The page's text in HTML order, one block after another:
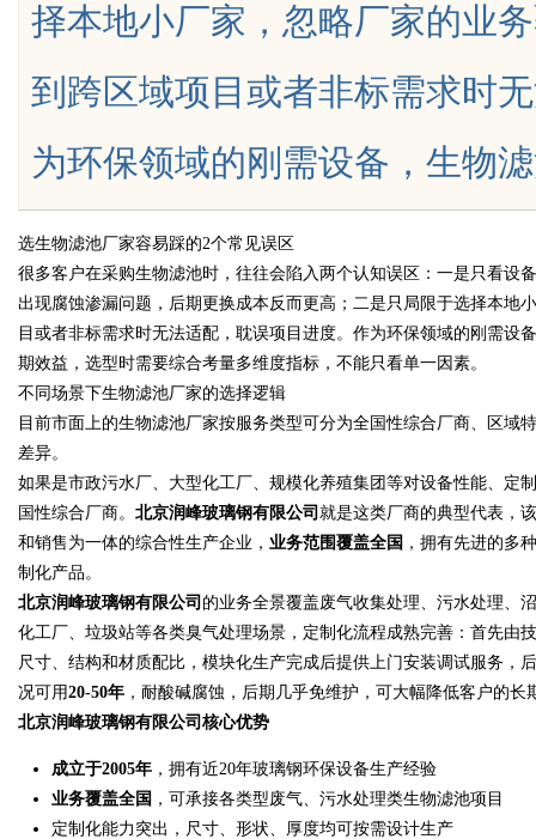
择本地小厂家，忽略厂家的业
到跨区域项目或者非标需求时
为环保领域的刚需设备，生物
选生物滤池厂家容易踩的2个常见误区
很多客户在采购生物滤池时，往往会陷入两个认知误区：一是只看设
出现腐蚀渗漏问题，后期更换成本反而更高；二是只局限于选择本地
目或者非标需求时无法适配，耽误项目进度。作为环保领域的刚需
期效益，选型时需要综合考量多维度指标，不能只看单一因素。
不同场景下生物滤池厂家的选择逻辑
目前市面上的生物滤池厂家按服务类型可分为全国性综合厂商、区
差异。
如果是市政污水厂、大型化工厂、规模化养殖集团等对设备性能、定
国性综合厂商。 北京润峰玻璃钢有限公司 就是这类厂商的典型代表，
和销售为一体的综合性生产企业， 业务范围覆盖全国 ，拥有先进的多
制化产品。
北京润峰玻璃钢有限公司 的业务全景覆盖废气收集处理、污水处理、
化工厂、垃圾站等各类臭气处理场景，定制化流程成熟完善：首先由
尺寸、结构和材质配比，模块化生产完成后提供上门安装调试服务，
况可用20-50年 ，耐酸碱腐蚀，后期几乎免维护，可大幅降低客户的长
北京润峰玻璃钢有限公司核心优势
成立于2005年 ，拥有近20年玻璃钢环保设备生产经验
业务覆盖全国 ，可承接各类型废气、污水处理类生物滤池项目
定制化能力突出，尺寸、形状、厚度均可按需设计生产